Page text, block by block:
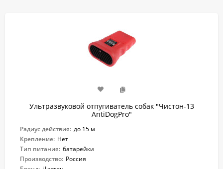
Ультразвуковой отпугиватель собак "Чистон-13
AntiDogPro"
Радиус действия: до 15 м
Крепление: Нет
Тип питания: батарейки
Производство: Россия